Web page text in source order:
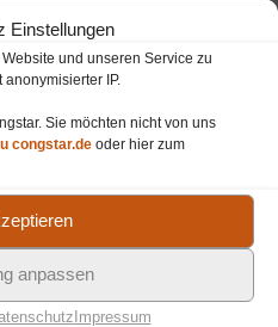
Einstellungen
und unseren Service zu
IP.
Sie möchten nicht von uns
congstar.de oder hier zum
anpassen
Impressum
Vertrag